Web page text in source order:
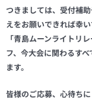
つきましては、受付補
えをお願いできれば幸い
「青島ムーンライトリ
フ、今大会に関わるす
ます。
皆様のご応募、心待ちに